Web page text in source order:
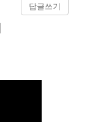
답글쓰기